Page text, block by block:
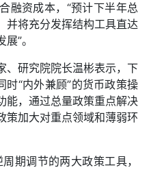
融资成本，“预计下半年总
并将充分发挥结构工具直达
”。
、研究院院长温彬表示，下
时“内外兼顾”的货币政策操
能，通过总量政策重点解决
策加大对重点领域和薄弱环
期调节的两大政策工具，